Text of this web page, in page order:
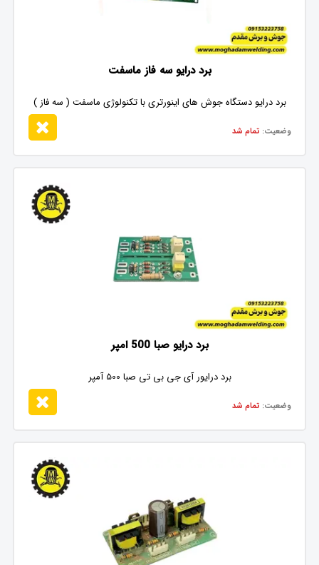
برد درایو سه فاز ماسفت
برد درایو دستگاه جوش های اینورتری با تکنولوژی ماسفت ( سه فاز )
وضعیت: تمام شد
برد درایو صبا 500 امپر
برد درایور آی جی بی تی صبا 500 آمپر
وضعیت: تمام شد